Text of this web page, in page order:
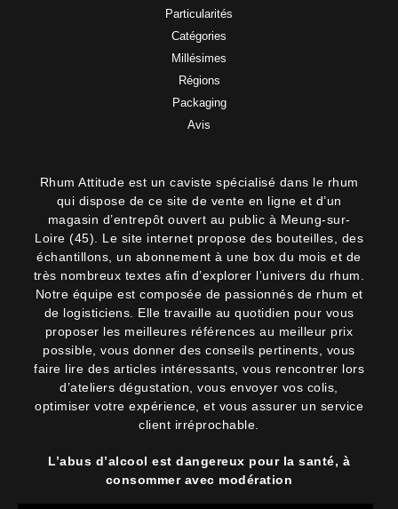
Particularités
Catégories
Millésimes
Régions
Packaging
Avis
Rhum Attitude est un caviste spécialisé dans le rhum
qui dispose de ce site de vente en ligne et d’un
magasin d’entrepôt ouvert au public à Meung-sur-
Loire (45). Le site internet propose des bouteilles, des
échantillons, un abonnement à une box du mois et de
très nombreux textes afin d’explorer l’univers du rhum.
Notre équipe est composée de passionnés de rhum et
de logisticiens. Elle travaille au quotidien pour vous
proposer les meilleures références au meilleur prix
possible, vous donner des conseils pertinents, vous
faire lire des articles intéressants, vous rencontrer lors
d’ateliers dégustation, vous envoyer vos colis,
optimiser votre expérience, et vous assurer un service
client irréprochable.
L’abus d’alcool est dangereux pour la santé, à
consommer avec modération